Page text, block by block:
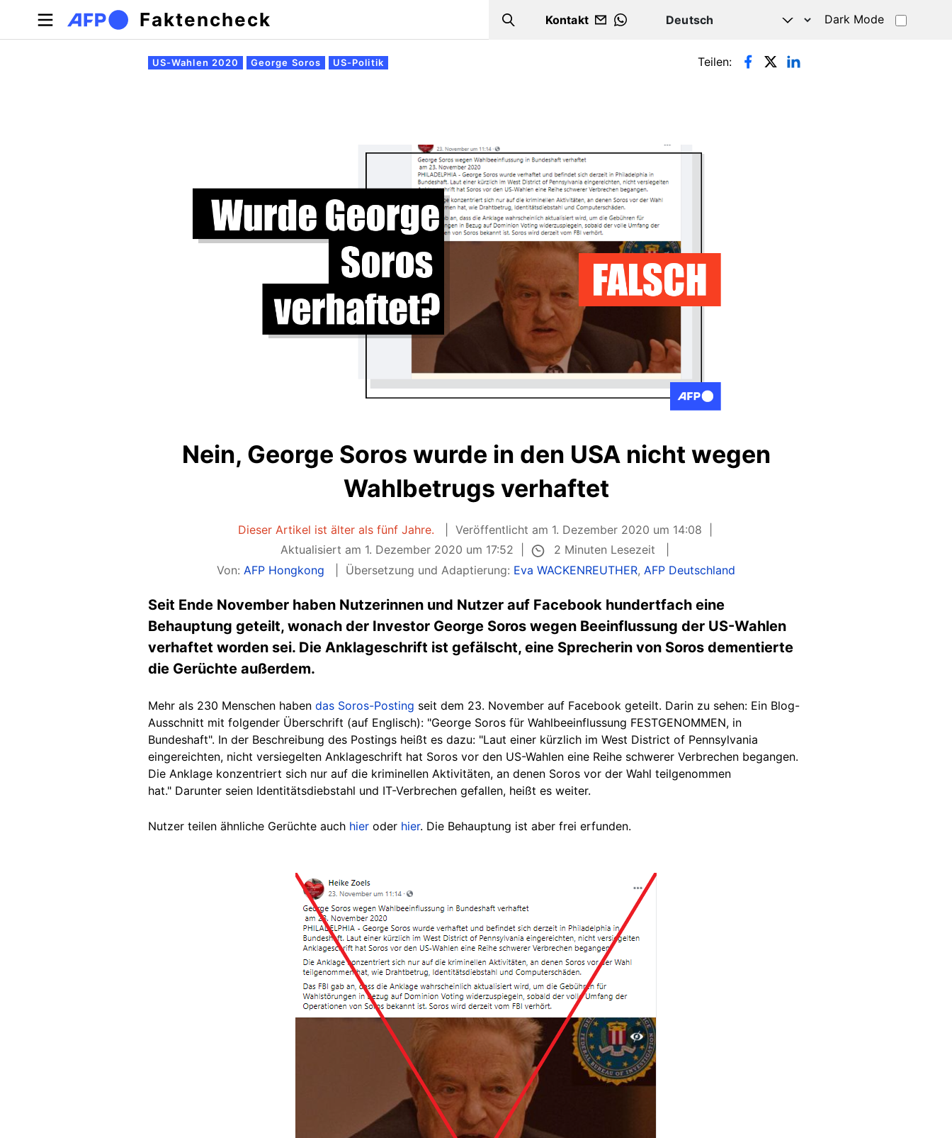
Faktencheck Search
Kontakt
WHATSAPP
Dark Mode
Primäre Reiter
US-Wahlen 2020 George Soros US-Politik Teilen:
Nein, George Soros wurde in den USA nicht wegen
Wahlbetrugs verhaftet
Dieser Artikel ist älter als fünf Jahre.
Veröffentlicht am 1. Dezember 2020 um 14:08
Aktualisiert am 1. Dezember 2020 um 17:52
2 Minuten Lesezeit
Von: AFP Hongkong Übersetzung und Adaptierung: Eva WACKENREUTHER, AFP Deutschland
Seit Ende November haben Nutzerinnen und Nutzer auf Facebook hundertfach eine
Behauptung geteilt, wonach der Investor George Soros wegen Beeinflussung der US-Wahlen
verhaftet worden sei. Die Anklageschrift ist gefälscht, eine Sprecherin von Soros dementierte
die Gerüchte außerdem.
Mehr als 230 Menschen haben das Soros-Posting seit dem 23. November auf Facebook geteilt. Darin zu sehen: Ein Blog-
Ausschnitt mit folgender Überschrift (auf Englisch): "George Soros für Wahlbeeinflussung FESTGENOMMEN, in
Bundeshaft". In der Beschreibung des Postings heißt es dazu: "Laut einer kürzlich im West District of Pennsylvania
eingereichten, nicht versiegelten Anklageschrift hat Soros vor den US-Wahlen eine Reihe schwerer Verbrechen begangen.
Die Anklage konzentriert sich nur auf die kriminellen Aktivitäten, an denen Soros vor der Wahl teilgenommen
hat." Darunter seien Identitätsdiebstahl und IT-Verbrechen gefallen, heißt es weiter.
Nutzer teilen ähnliche Gerüchte auch hier oder hier. Die Behauptung ist aber frei erfunden.